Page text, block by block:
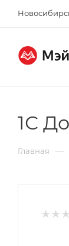
1С
Главная —